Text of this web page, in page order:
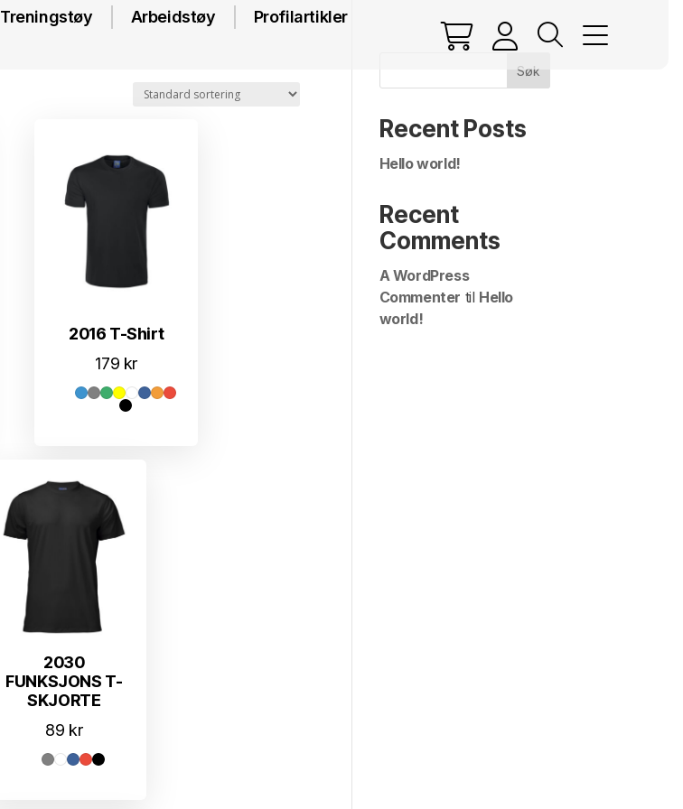
Treningstøy Arbeidstøy
Profilartikler
2016 T-Shirt
179 kr
2030
FUNKSJONS T-
SKJORTE
89 kr
Søk
Recent Posts
Hello world!
Recent
Comments
A WordPress
Commenter til Hello
world!